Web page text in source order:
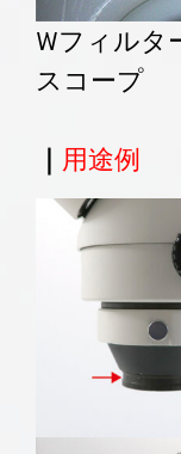
Wフィルタ
スコープ
｜ 用途例